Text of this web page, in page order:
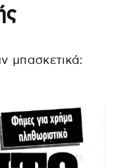
μπασκετικά: